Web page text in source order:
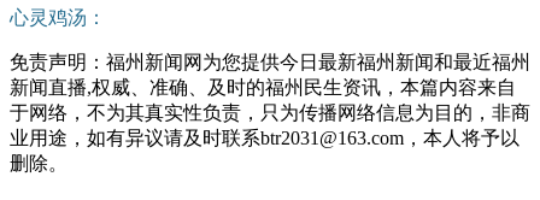
心灵鸡汤：
免责声明：福州新闻网为您提供今日最新福州新闻和最近福州
新闻直播,权威、准确、及时的福州民生资讯，本篇内容来自
于网络，不为其真实性负责，只为传播网络信息为目的，非商
业用途，如有异议请及时联系btr2031@163.com，本人将予以
删除。